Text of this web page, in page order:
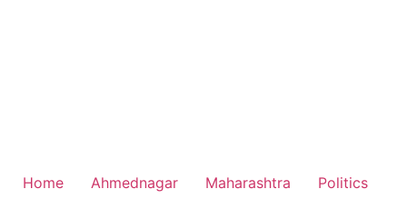
Home Ahmednagar Maharashtra
Politics